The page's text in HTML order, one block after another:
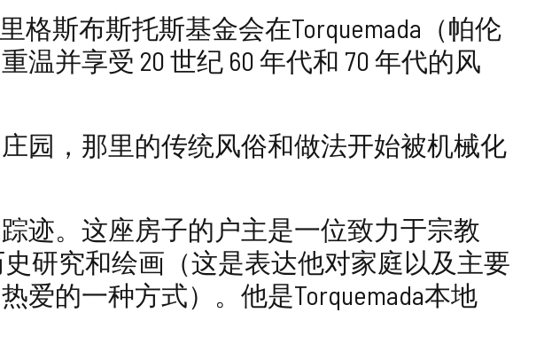
格斯布斯托斯基金会在Torquemada（帕伦
并享受 20 世纪 60 年代和 70 年代的风
园，那里的传统风俗和做法开始被机械化
迹。这座房子的户主是一位致力于宗教
史研究和绘画（这是表达他对家庭以及主要
爱的一种方式）。他是Torquemada本地